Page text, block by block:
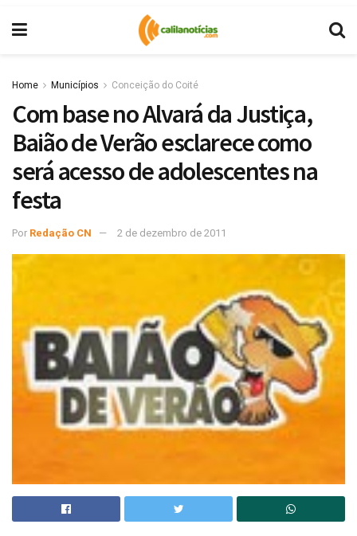
Home Municípios Conceição do Coité
Com base no Alvará da Justiça,
Baião de Verão esclarece como
será acesso de adolescentes na
festa
Por Redação CN 2 de dezembro de 2011